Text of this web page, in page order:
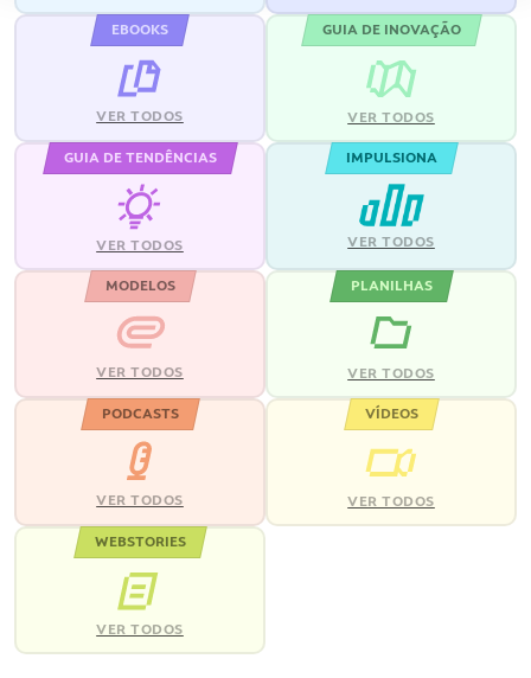
EBOOKS
VER TODOS
GUIA DE INOVAÇÃO
VER TODOS
GUIA DE TENDÊNCIAS
VER TODOS
IMPULSIONA
VER TODOS
MODELOS
VER TODOS
PLANILHAS
VER TODOS
PODCASTS
VER TODOS
VÍDEOS
VER TODOS
WEBSTORIES
VER TODOS